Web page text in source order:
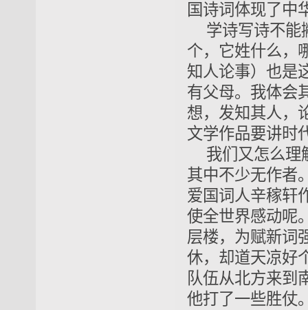
国诗词体现了中
学诗写诗不能
个，它姓什么，
知人论事）也是
有父母。我体会
想，发知其人，
文学作品要讲时
我们又怎么理
其中不少无作者
爱国词人辛稼轩
使全世界感动呢
层楼，为赋新词
休，却道天凉好
队伍从北方来到
他打了一些胜仗